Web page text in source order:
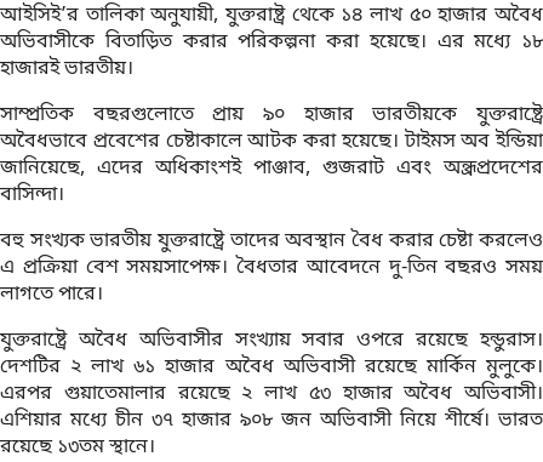
আইসিই’র তালিকা অনুযায়ী, যুক্তরাষ্ট্র থেকে ১৪ লাখ ৫০ হাজার অবৈধ
অভিবাসীকে বিতাড়িত করার পরিকল্পনা করা হয়েছে। এর মধ্যে ১৮
হাজারই ভারতীয়।
সাম্প্রতিক বছরগুলোতে প্রায় ৯০ হাজার ভারতীয়কে যুক্তরাষ্ট্রে
অবৈধভাবে প্রবেশের চেষ্টাকালে আটক করা হয়েছে। টাইমস অব ইন্ডিয়া
জানিয়েছে, এদের অধিকাংশই পাঞ্জাব, গুজরাট এবং অন্ধ্রপ্রদেশের
বাসিন্দা।
বহু সংখ্যক ভারতীয় যুক্তরাষ্ট্রে তাদের অবস্থান বৈধ করার চেষ্টা করলেও
এ প্রক্রিয়া বেশ সময়সাপেক্ষ। বৈধতার আবেদনে দু-তিন বছরও সময়
লাগতে পারে।
যুক্তরাষ্ট্রে অবৈধ অভিবাসীর সংখ্যায় সবার ওপরে রয়েছে হন্ডুরাস।
দেশটির ২ লাখ ৬১ হাজার অবৈধ অভিবাসী রয়েছে মার্কিন মুলুকে।
এরপর গুয়াতেমালার রয়েছে ২ লাখ ৫৩ হাজার অবৈধ অভিবাসী।
এশিয়ার মধ্যে চীন ৩৭ হাজার ৯০৮ জন অভিবাসী নিয়ে শীর্ষে। ভারত
রয়েছে ১৩তম স্থানে।